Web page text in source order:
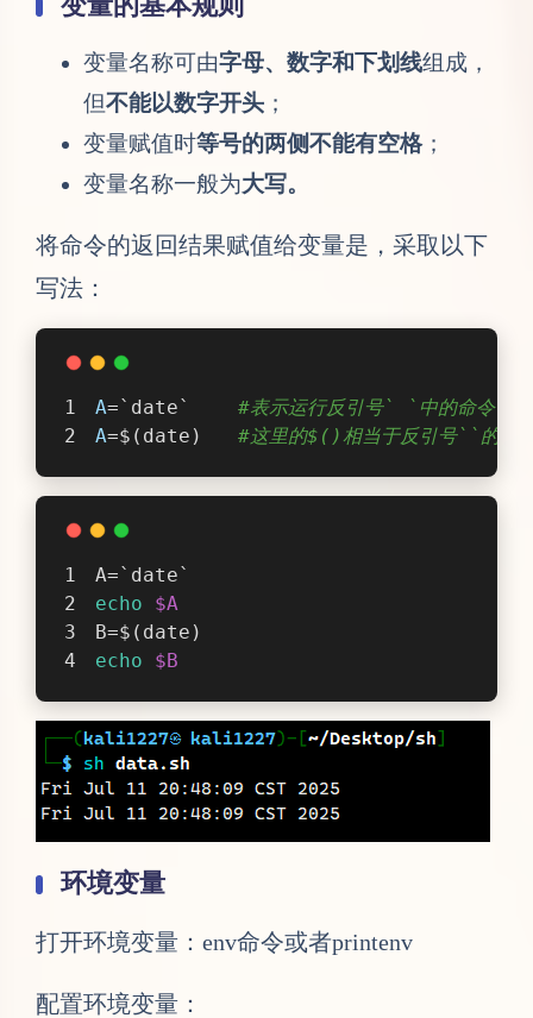
变量名称可由字母、数字和下划线组成，
但不能以数字开头 ；
变量赋值时等号的两侧不能有空格；
变量名称一般为大写。
将命令的返回结果赋值给变量是，采取以下
写法：
A=`date` #表示运行反引号` `中的命令，
A=$(date) #这里的$()相当于反引号``的作
A=`date`
echo
$A
B=$(date)
echo
$B
环境变量
打开环境变量：env命令或者printenv
配置环境变量：